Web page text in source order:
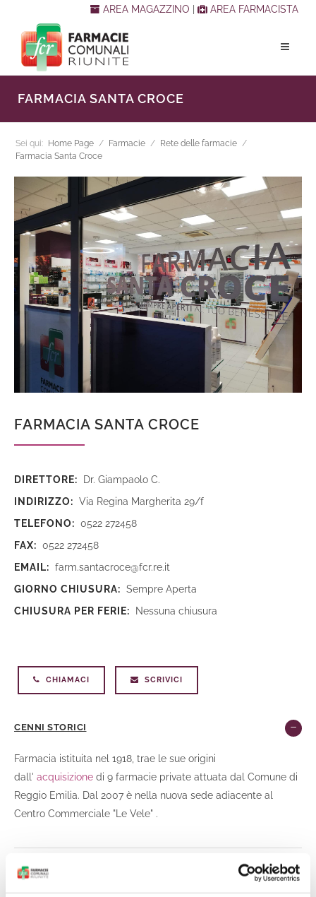
AREA MAGAZZINO AREA FARMACISTA
FARMACIA SANTA CROCE
Sei qui: Home Page / Farmacie / Rete delle farmacie /
Farmacia Santa Croce
FARMACIA SANTA CROCE
DIRETTORE:
Dr. Giampaolo C.
INDIRIZZO: Via Regina Margherita 29/f
TELEFONO: 0522 272458
FAX: 0522 272458
EMAIL: farm.santacroce@fcr.re.it
GIORNO CHIUSURA: Sempre Aperta
CHIUSURA PER FERIE:
Nessuna chiusura
CHIAMACI SCRIVICI
CENNI STORICI
Farmacia istituita nel 1918, trae le sue origini
dall' acquisizione di 9 farmacie private attuata dal Comune di
Reggio Emilia. Dal 2007 è nella nuova sede adiacente al
Centro Commerciale "Le Vele" .
PRODOTTI